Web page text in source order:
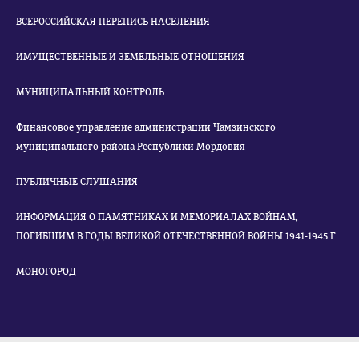
ВСЕРОССИЙСКАЯ ПЕРЕПИСЬ НАСЕЛЕНИЯ
ИМУЩЕСТВЕННЫЕ И ЗЕМЕЛЬНЫЕ ОТНОШЕНИЯ
МУНИЦИПАЛЬНЫЙ КОНТРОЛЬ
Финансовое управление администрации Чамзинского
муниципального района Республики Мордовия
ПУБЛИЧНЫЕ СЛУШАНИЯ
ИНФОРМАЦИЯ О ПАМЯТНИКАХ И МЕМОРИАЛАХ ВОЙНАМ,
ПОГИБШИМ В ГОДЫ ВЕЛИКОЙ ОТЕЧЕСТВЕННОЙ ВОЙНЫ 1941-1945 Г
МОНОГОРОД